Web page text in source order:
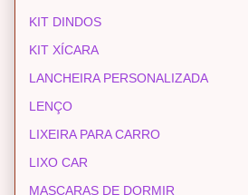
KIT DINDOS
KIT XÍCARA
LANCHEIRA PERSONALIZADA
LENÇO
LIXEIRA PARA CARRO
LIXO CAR
MASCARAS DE DORMIR